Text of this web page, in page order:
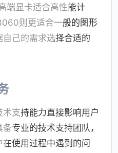
端显卡适合高性能计
则更适合一般的图形
己的需求选择合适的
支持能力直接影响用户
专业的技术支持团队，
使用过程中遇到的问